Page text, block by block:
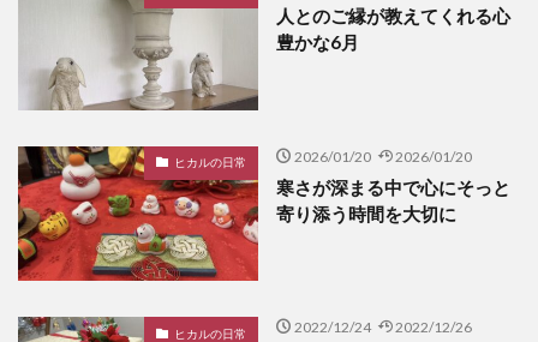
人とのご縁が教えてくれる心
豊かな6月
ヒカルの日常 2026/01/20 2026/01/20
寒さが深まる中で心にそっと
寄り添う時間を大切に
ヒカルの日常 2022/12/24 2022/12/26